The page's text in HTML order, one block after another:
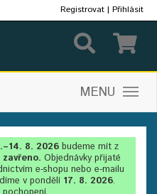
Registrovat | Přihlásit
MENU
8. 2026 budeme mít z
zavřeno. Objednávky přijaté
e-shopu nebo e-mailu
v pondělí 17. 8. 2026.